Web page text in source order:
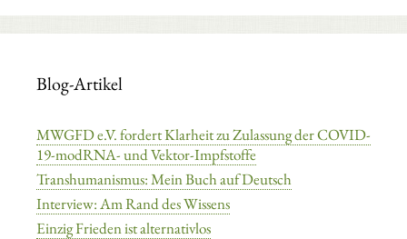
Blog-Artikel
MWGFD e.V. fordert Klarheit zu Zulassung der COVID-
19-modRNA- und Vektor-Impfstoffe
Transhumanismus: Mein Buch auf Deutsch
Interview: Am Rand des Wissens
Einzig Frieden ist alternativlos